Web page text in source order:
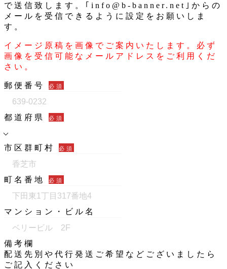
で送信致します。｢info@b-banner.net｣からの
メールを受信できるように設定をお願いしま
す。
イメージ原稿を画像でご案内いたします。必ず
画像を受信可能なメールアドレスをご利用くだ
さい。
郵便番号 必須
都道府県 必須
市区群町村 必須
町名番地 必須
マンション・ビル名
備考欄
配送先別や代行発送ご希望などございましたら
ご記入ください